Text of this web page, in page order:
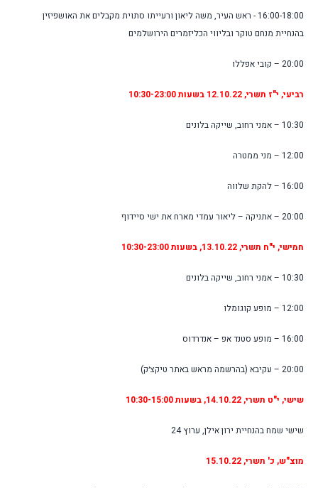
16:00-18:00 - ראש העיר, משה ליאון ורעייתו סתוית מקבלים את האושפיזין
בהנחיית מנחם טוקר ובליווי הכליזמרים הירושלמים
20:00 – קובי אפללו
רביעי, י"ז תשרי,12.10.22 בשעות 10:30-23:00
10:30 – אמני רחוב, שייקה בלונים
12:00 – מני ממטרה
16:00 – להקת שלווה
20:00 – אתניקה – ליאור עמדי מארח את ישי סיידוף
חמישי, י"ח תשרי, 13.10.22, בשעות 10:30-23:00
10:30 – אמני רחוב, שייקה בלונים
12:00 – מופע קוגומלו
16:00 – מופע סטנד אפ – אנדרדוס
20:00 – עקיבא (בהרשמה מראש באתר טיקצ׳ק)
שישי, י"ט תשרי, 14.10.22, בשעות 10:30-15:00
שישי שמח בהנחיית ירון אילן, ערוץ 24
מוצ"ש, כ' תשרי, 15.10.22